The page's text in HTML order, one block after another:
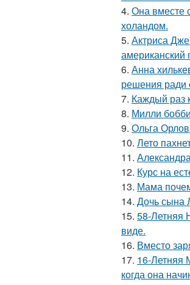
4. Она вместе
холандом.
5. Актриса
американский
6. Анна
решения ради
7. Каждый раз
8. Милли
9. Ольга
10. Лето
11.
12. Курс на
13. Мама
14. Дочь сына
15. 58-Летняя
виде.
16. Вместо
17. 16-Летняя
когда она